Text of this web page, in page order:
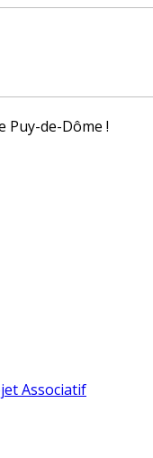
Puy-de-Dôme !
Associatif